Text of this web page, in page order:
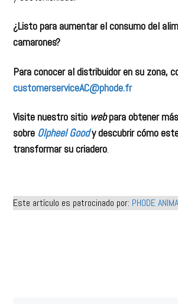
¿Listo para aumentar el consumo del
camarones?
Para conocer al distribuidor en su zona,
customerserviceAC@phode.fr
Visite nuestro sitio webpara obtener
sobre Olpheel Goody descubrir cómo
transformar su criadero.
Este artículo es patrocinado por: PHODE